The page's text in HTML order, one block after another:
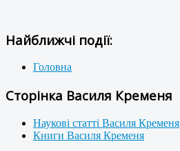
Найближчі події:
Головна
Сторінка Василя Кременя
Наукові статті Василя Кременя
Книги Василя Кременя